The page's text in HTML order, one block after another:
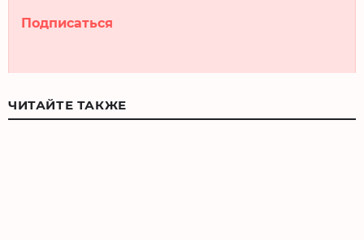
Подписаться
ЧИТАЙТЕ ТАКЖЕ